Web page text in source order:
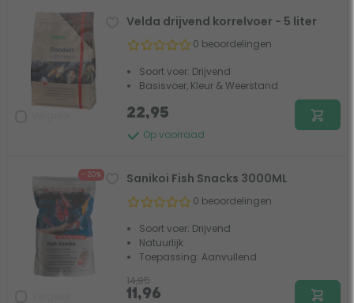
Velda drijvend korrelvoer - 5 liter
0 beoordelingen
Soort voer: Drijvend
Basisvoer, Kleur & Weerstand
Op voorraad
22,95
- 20% Sanikoi Fish Snacks 3000ML
0 beoordelingen
Soort voer: Drijvend
Natuurlijk
Toepassing: Aanvullend
14,95
11,96